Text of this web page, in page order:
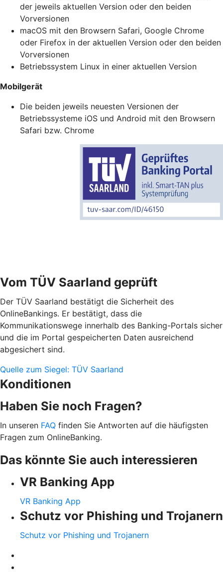
der jeweils aktuellen Version oder den beiden
Vorversionen
macOS mit den Browsern Safari, Google Chrome
oder Firefox in der aktuellen Version oder den beiden
Vorversionen
Betriebssystem Linux in einer aktuellen Version
Mobilgerät
Die beiden jeweils neuesten Versionen der
Betriebssysteme iOS und Android mit den Browsern
Safari bzw. Chrome
Vom TÜV Saarland geprüft
Der TÜV Saarland bestätigt die Sicherheit des
OnlineBankings. Er bestätigt, dass die
Kommunikationswege innerhalb des Banking-Portals sicher
und die im Portal gespeicherten Daten ausreichend
abgesichert sind.
Quelle zum Siegel: TÜV Saarland
Konditionen
Haben Sie noch Fragen?
In unseren FAQ finden Sie Antworten auf die häufigsten
Fragen zum OnlineBanking.
Das könnte Sie auch interessieren
VR Banking App
VR Banking App
Schutz vor Phishing und Trojanern
Schutz vor Phishing und Trojanern